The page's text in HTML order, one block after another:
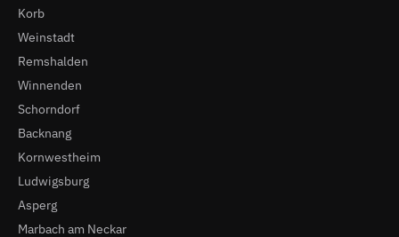
Korb
Weinstadt
Remshalden
Winnenden
Schorndorf
Backnang
Kornwestheim
Ludwigsburg
Asperg
Marbach am Neckar